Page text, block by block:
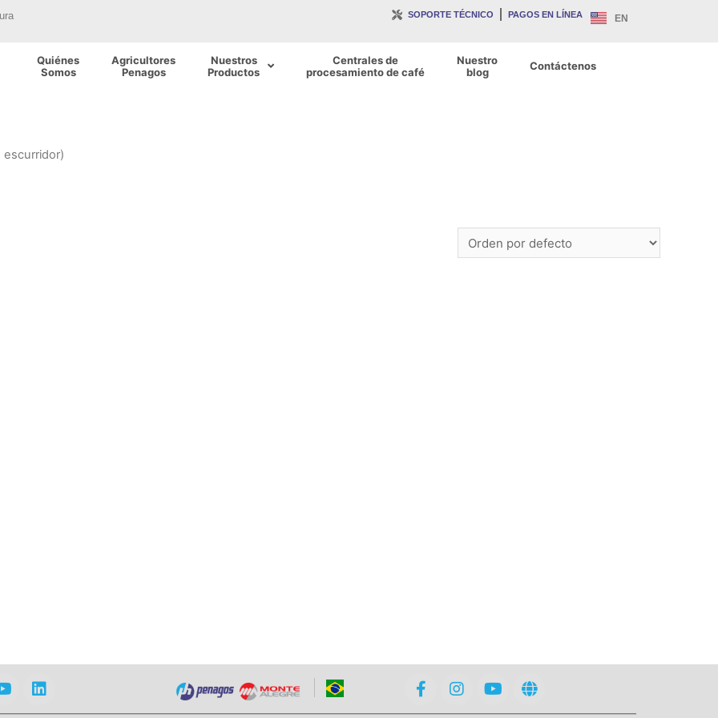
SOPORTE TÉCNICO PAGOS EN LÍNEA EN
Quiénes
Somos
Agricultores
Penagos
Nuestros
Productos
Centrales de
procesamiento de café
Nuestro
blog
Contáctenos
escurridor)